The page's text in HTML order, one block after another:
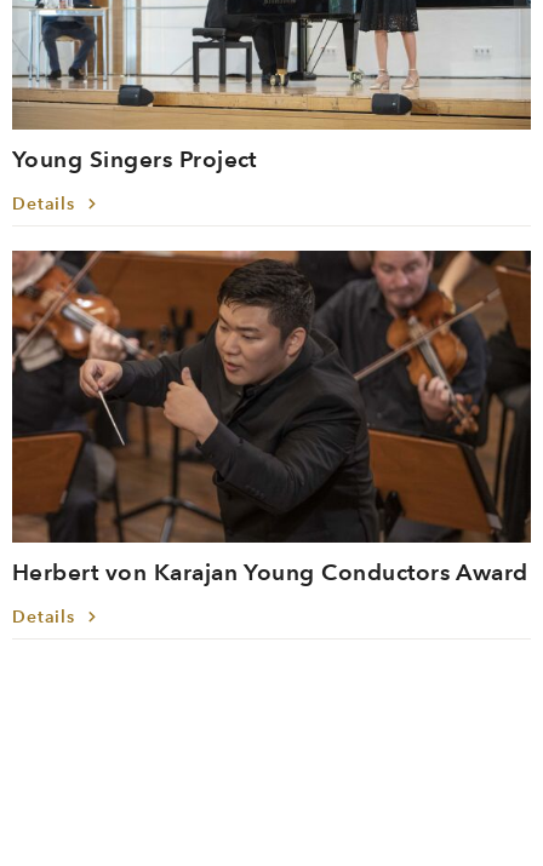
Young Singers Project
Details
Herbert von Karajan Young Conductors Award
Details